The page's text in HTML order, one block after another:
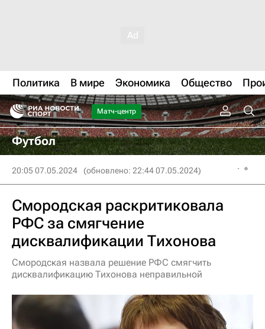
Политика В мире Экономика Общество
Матч-центр
Футбол
20:05 07.05.2024 (обновлено: 22:44 07.05.2024)
Смородская раскритиковала
РФС за смягчение
дисквалификации Тихонова
Смородская назвала решение РФС смягчить
дисквалификацию Тихонова неправильной